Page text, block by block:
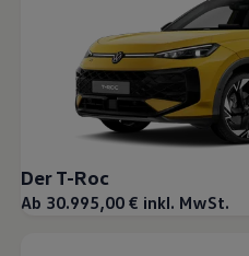
Der T-Roc
Ab 30.995,00 € inkl. MwSt.